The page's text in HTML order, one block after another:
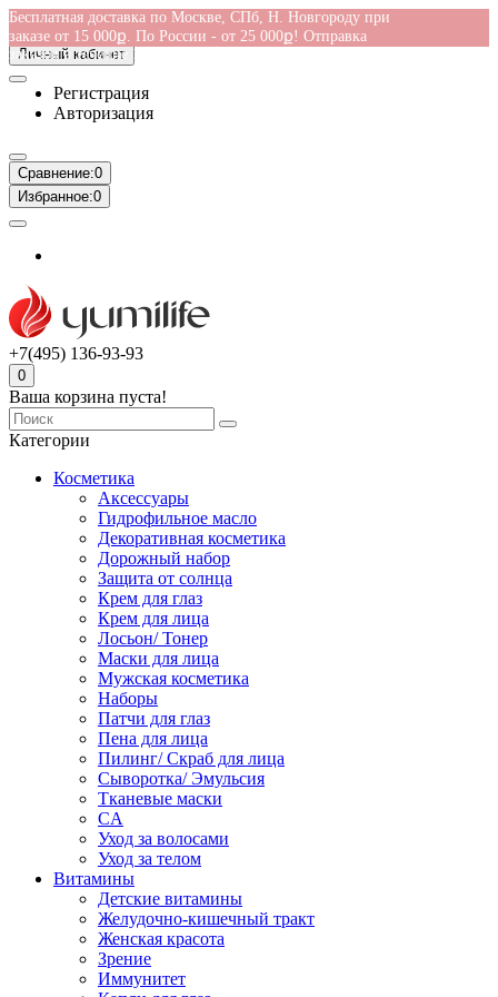
Бесплатная доставка по Москве, СПб, Н. Новгороду при
заказе от 15 000ք. По России - от 25 000ք! Отправка
заказов в течение 1-2 дней
Личный кабинет
Регистрация
Авторизация
Сравнение:0
Избранное:0
+7(495) 136-93-93
0
Ваша корзина пуста!
Категории
Косметика
Аксессуары
Гидрофильное масло
Декоративная косметика
Дорожный набор
Защита от солнца
Крем для глаз
Крем для лица
Лосьон/ Тонер
Маски для лица
Мужская косметика
Наборы
Патчи для глаз
Пена для лица
Пилинг/ Скраб для лица
Сыворотка/ Эмульсия
Тканевые маски
CA
Уход за волосами
Уход за телом
Витамины
Детские витамины
Желудочно-кишечный тракт
Женская красота
Зрение
Иммунитет